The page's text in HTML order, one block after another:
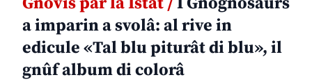
a imparin a svolâ: al rive in
edicule «Tal blu piturât di blu», il
gnûf album di colorâ